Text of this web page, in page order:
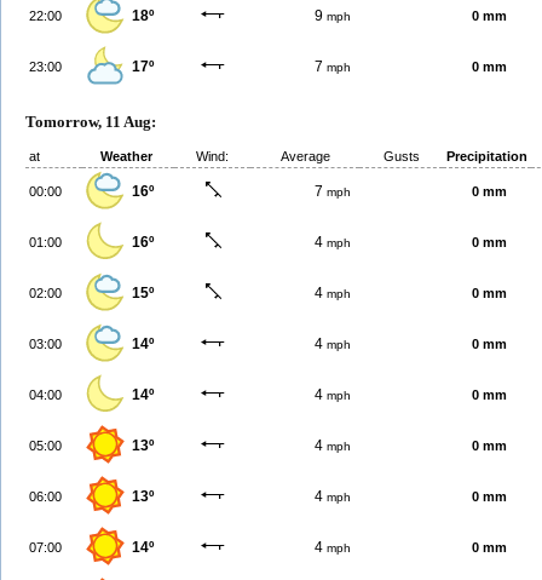
22:00 18º 9 mph 0 mm
23:00 17º 7 mph 0 mm
Tomorrow, 11 Aug:
at Weather Wind: Average Gusts Precipitation
00:00 16º 7 mph 0 mm
01:00 16º 4 mph 0 mm
02:00 15º 4 mph 0 mm
03:00 14º 4 mph 0 mm
04:00 14º 4 mph 0 mm
05:00 13º 4 mph 0 mm
06:00 13º 4 mph 0 mm
07:00 14º 4 mph 0 mm